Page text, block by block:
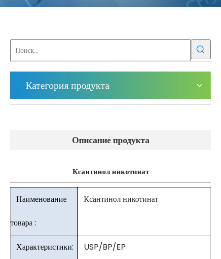
Категория продукта
Описание продукта
Ксантинол никотинат
Наименование
товара :
Ксантинол никотинат
Характеристики: USP/BP/EP